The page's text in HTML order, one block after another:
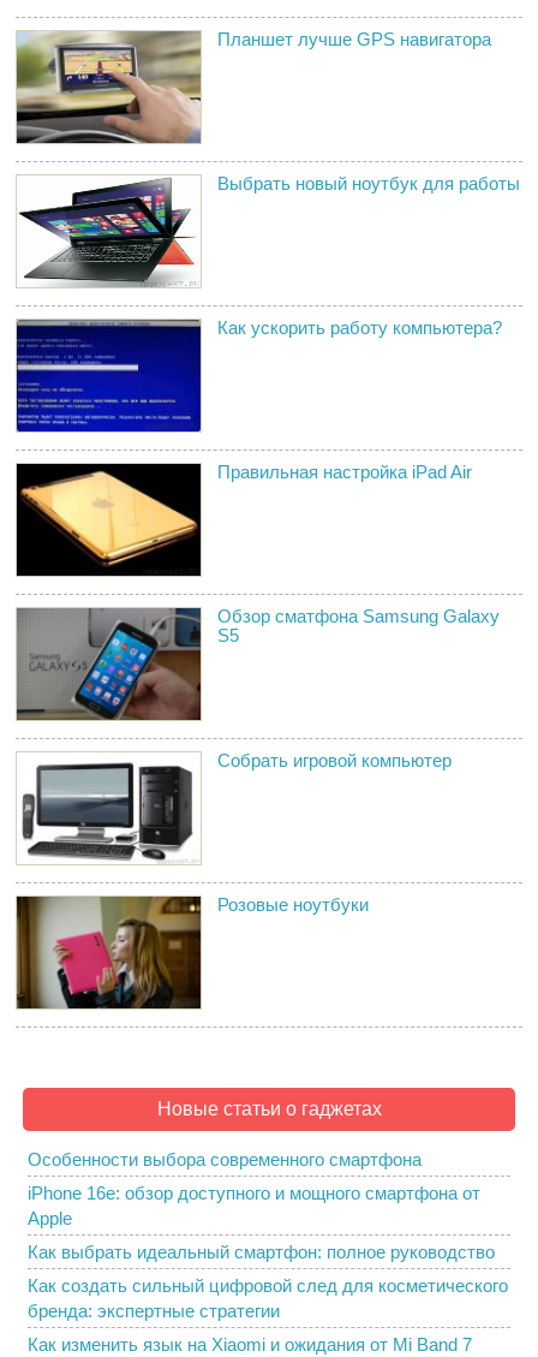
Планшет лучше GPS навигатора
Выбрать новый ноутбук для работы
Как ускорить работу компьютера?
Правильная настройка iPad Air
Обзор сматфона Samsung Galaxy
S5
Собрать игровой компьютер
Розовые ноутбуки
Новые статьи о гаджетах
Особенности выбора современного смартфона
iPhone 16e: обзор доступного и мощного смартфона от
Apple
Как выбрать идеальный смартфон: полное руководство
Как создать сильный цифровой след для косметического
бренда: экспертные стратегии
Как изменить язык на Xiaomi и ожидания от Mi Band 7